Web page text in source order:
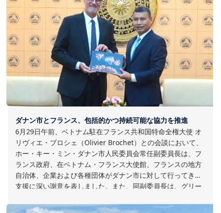
ダナン市とフランス、包括的かつ持続可能な協力を推進
6月29日午前、ベトナム駐在フランス共和国特命全権大使 オ
リヴィエ・ブロシェ（Olivier Brochet）との会談において、
ホー・キー・ミン・ダナン市人民委員会常任副委員長は、フ
ランス政府、在ベトナム・フランス大使館、フランスの地方
自治体、企業および各種団体がダナン市に対して行ってきた
支援に深い謝意を表しました。また、同副委員長は、グリー
に対するオリヴィエ・ブロシェ大使の貢献を高く評価すると